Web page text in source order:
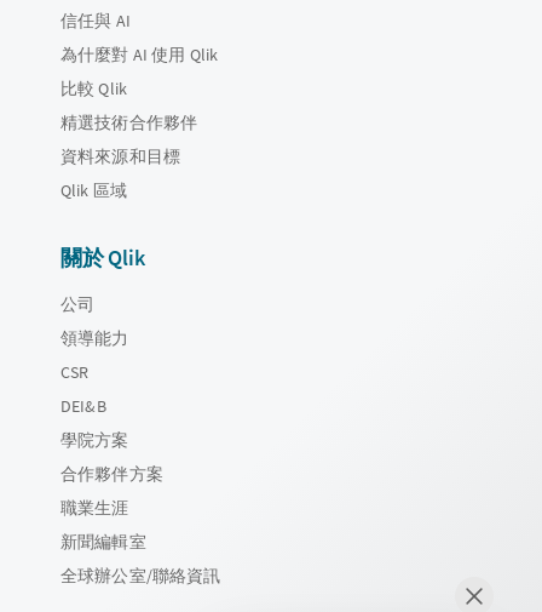
信任與 AI
為什麼對 AI 使用 Qlik
比較 Qlik
精選技術合作夥伴
資料來源和目標
Qlik 區域
關於 Qlik
公司
領導能力
CSR
DEI&B
學院方案
合作夥伴方案
職業生涯
新聞編輯室
全球辦公室/聯絡資訊